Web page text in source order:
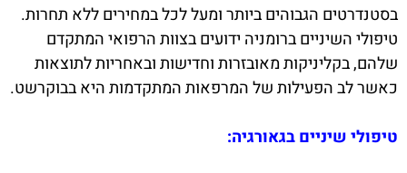
בסטנדרטים הגבוהים ביותר ומעל לכל במחירים ללא תחרות.
טיפולי השיניים ברומניה ידועים בצוות הרפואי המתקדם
שלהם, בקליניקות מאובזרות וחדישות ובאחריות לתוצאות
כאשר לב הפעילות של המרפאות המתקדמות היא בבוקרשט.
טיפולי שיניים בגאורגיה: